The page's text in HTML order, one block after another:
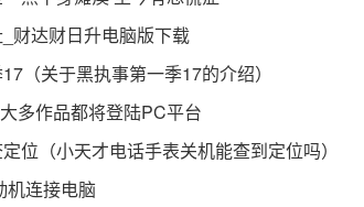
财达财日升电脑版下载
（关于黑执事第一季17的介绍）
多作品都将登陆PC平台
位（小天才电话手表关机能查到定位吗）
机连接电脑